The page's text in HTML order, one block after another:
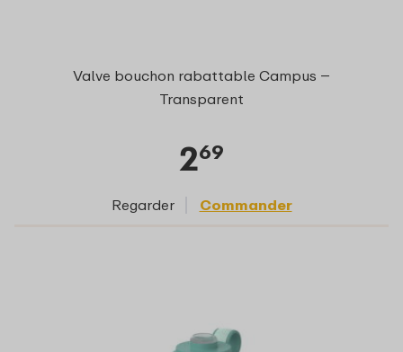
Valve bouchon rabattable Campus –
Transparent
269
Regarder Commander